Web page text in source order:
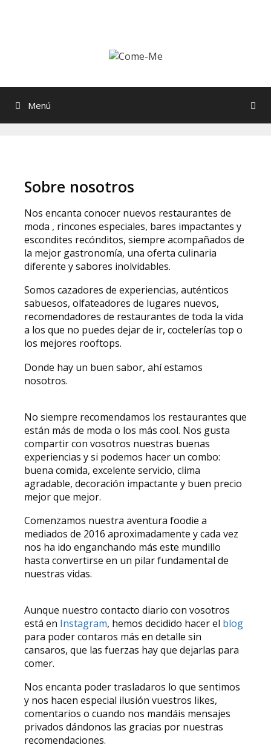
Menú
Sobre nosotros
Nos encanta conocer nuevos restaurantes de
moda , rincones especiales, bares impactantes y
escondites recónditos, siempre acompañados de
la mejor gastronomía, una oferta culinaria
diferente y sabores inolvidables.
Somos cazadores de experiencias, auténticos
sabuesos, olfateadores de lugares nuevos,
recomendadores de restaurantes de toda la vida
a los que no puedes dejar de ir, coctelerías top o
los mejores rooftops.
Donde hay un buen sabor, ahí estamos
nosotros.
No siempre recomendamos los restaurantes que
están más de moda o los más cool. Nos gusta
compartir con vosotros nuestras buenas
experiencias y si podemos hacer un combo:
buena comida, excelente servicio, clima
agradable, decoración impactante y buen precio
mejor que mejor.
Comenzamos nuestra aventura foodie a
mediados de 2016 aproximadamente y cada vez
nos ha ido enganchando más este mundillo
hasta convertirse en un pilar fundamental de
nuestras vidas.
Aunque nuestro contacto diario con vosotros
está en Instagram, hemos decidido hacer el blog
para poder contaros más en detalle sin
cansaros, que las fuerzas hay que dejarlas para
comer.
Nos encanta poder trasladaros lo que sentimos
y nos hacen especial ilusión vuestros likes,
comentarios o cuando nos mandáis mensajes
privados dándonos las gracias por nuestras
recomendaciones.